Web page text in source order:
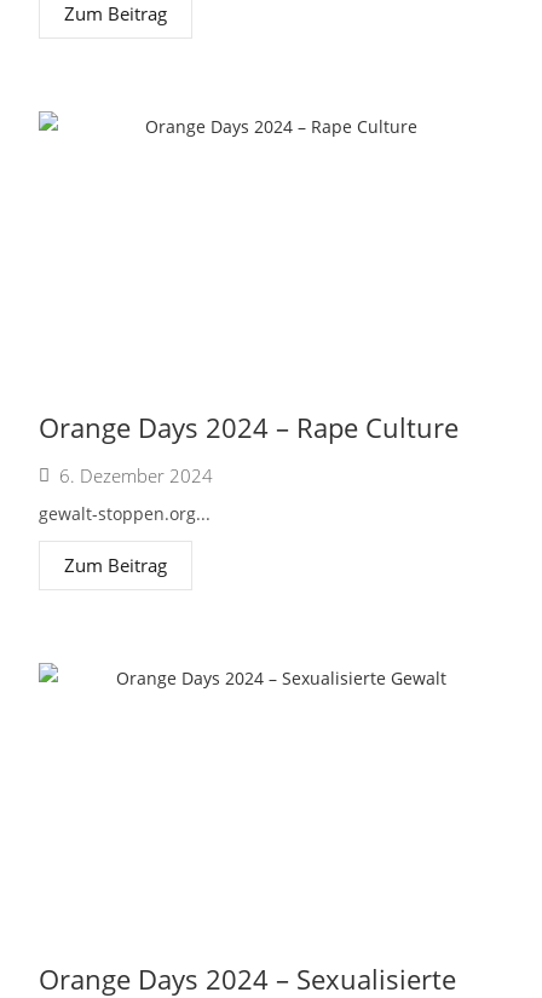
Zum Beitrag
Orange Days 2024 – Rape Culture
6. Dezember 2024
gewalt-stoppen.org...
Zum Beitrag
Orange Days 2024 – Sexualisierte